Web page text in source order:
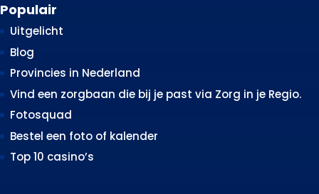
Populair
Uitgelicht
Blog
Provincies in Nederland
Vind een zorgbaan die bij je past via Zorg in je Regio.
Fotosquad
Bestel een foto of kalender
Top 10 casino’s